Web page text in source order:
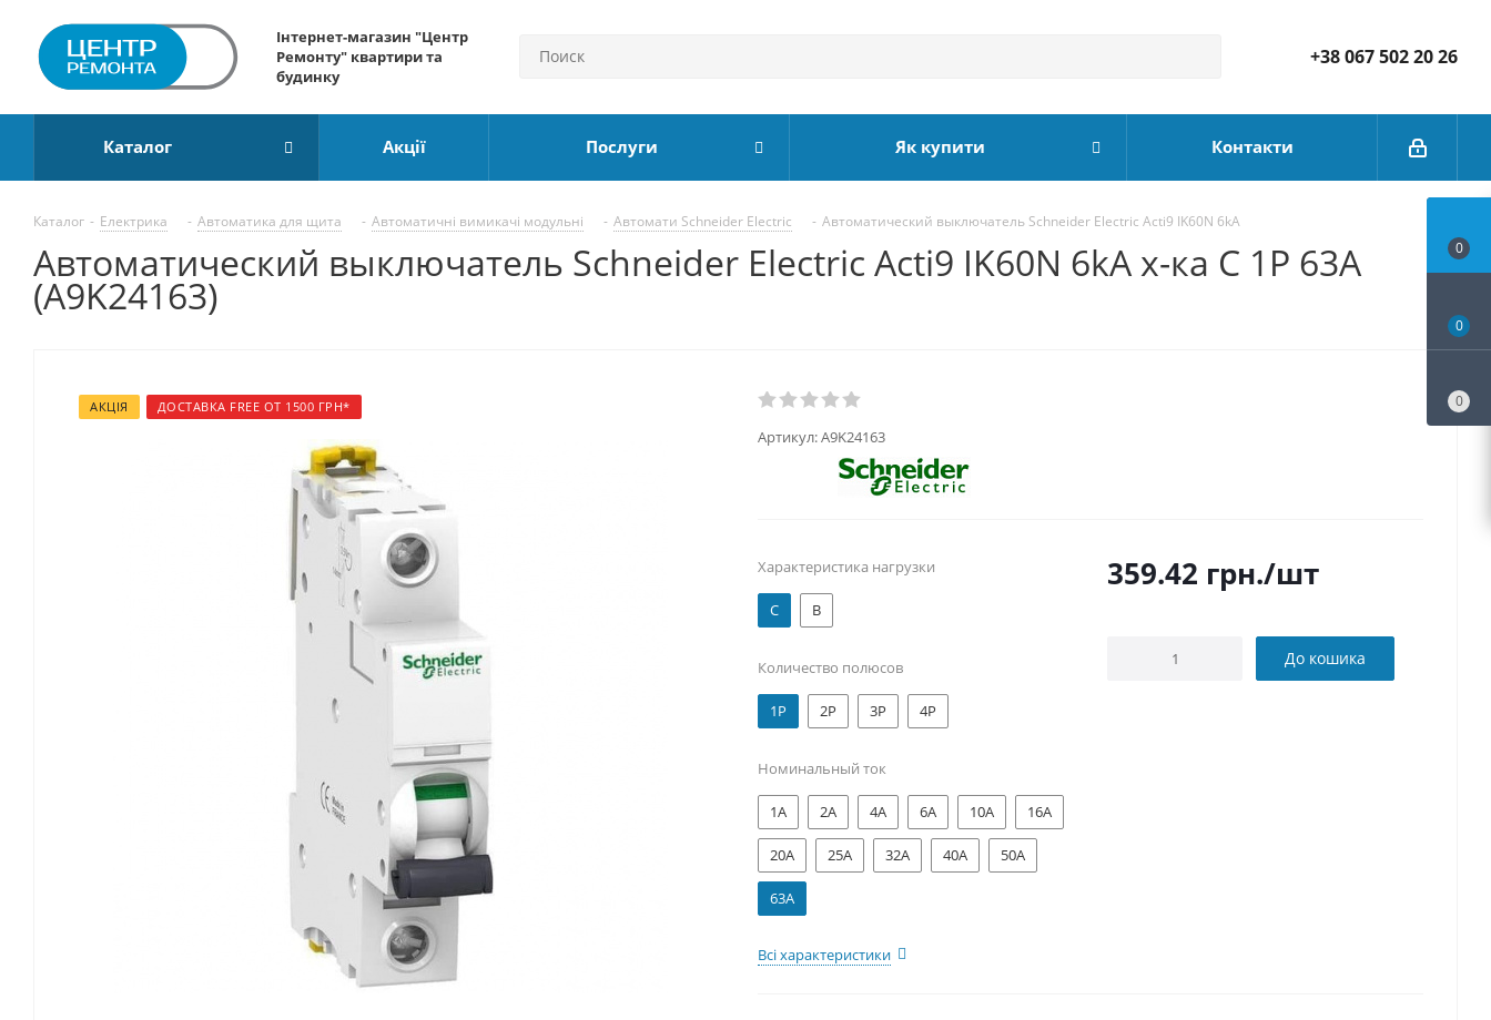
Інтернет-магазин "Центр
Ремонту" квартири та
будинку
+38 067 502 20 26
Каталог Акції Послуги Як купити Контакти
Каталог - Електрика - Автоматика для щита - Автоматичні вимикачі модульні - Автомати Schneider Electric - Автоматический выключатель Schneider Electric Acti9 IK60N 6kA
Автоматический выключатель Schneider Electric Acti9 IK60N 6kA х-ка C 1P 63А
(A9K24163)
АКЦІЯ ДОСТАВКА FREE ОТ 1500 ГРН*
Артикул:A9K24163
Характеристика нагрузки
C B
Количество полюсов
1P 2P 3P 4P
Номинальный ток
1А 2А 4А 6А 10А 16А
20А 25А 32А 40А 50А
63А
Всі характеристики
359.42 грн./шт
До кошика
0
0
0